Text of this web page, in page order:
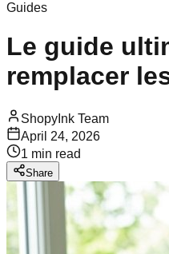
Guides
Le guide
remplacer
ShopyInk Team
April 24, 2026
1 min read
Share